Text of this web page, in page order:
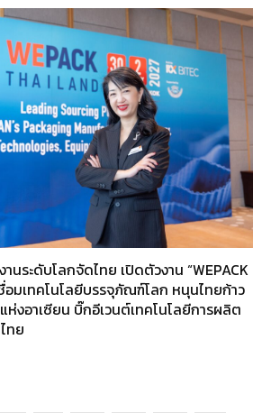
านระดับโลกจัดไทย เปิดตัวงาน “WEPACK
อมเทคโนโลยีบรรจุภัณฑ์โลก หนุนไทยก้าว
ห่งอาเซียน บิ๊กอีเวนต์เทคโนโลยีการผลิต
ทย